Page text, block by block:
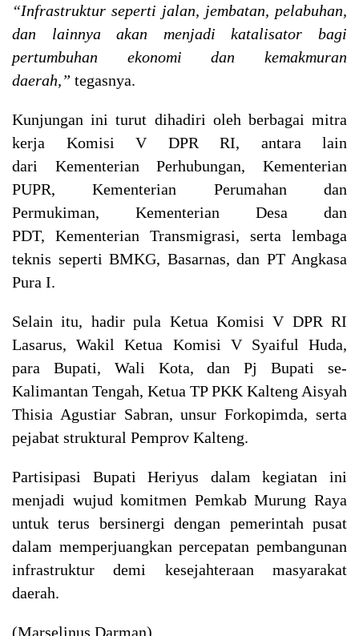
“Infrastruktur seperti jalan, jembatan, pelabuhan,
dan lainnya akan menjadi katalisator bagi
pertumbuhan ekonomi dan kemakmuran
daerah,” tegasnya.
Kunjungan ini turut dihadiri oleh berbagai mitra
kerja Komisi V DPR RI, antara lain
dari Kementerian Perhubungan, Kementerian
PUPR, Kementerian Perumahan dan
Permukiman, Kementerian Desa dan
PDT, Kementerian Transmigrasi, serta lembaga
teknis seperti BMKG, Basarnas, dan PT Angkasa
Pura I.
Selain itu, hadir pula Ketua Komisi V DPR RI
Lasarus, Wakil Ketua Komisi V Syaiful Huda,
para Bupati, Wali Kota, dan Pj Bupati se-
Kalimantan Tengah, Ketua TP PKK Kalteng Aisyah
Thisia Agustiar Sabran, unsur Forkopimda, serta
pejabat struktural Pemprov Kalteng.
Partisipasi Bupati Heriyus dalam kegiatan ini
menjadi wujud komitmen Pemkab Murung Raya
untuk terus bersinergi dengan pemerintah pusat
dalam memperjuangkan percepatan pembangunan
infrastruktur demi kesejahteraan masyarakat
daerah.
(Marselinus Darman)